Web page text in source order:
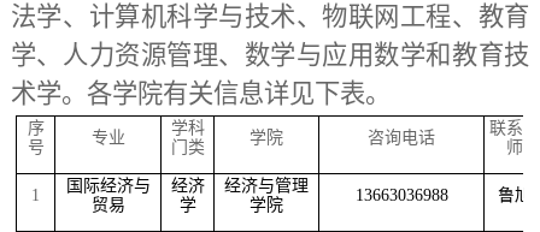
法学、计算机科学与技术、物联网工程、教育
学、人力资源管理、数学与应用数学和教育技
术学。各学院有关信息详见下表。
序
号
专业
学科
门类
学院 咨询电话
联系老
师
1
国际经济与
贸易
经济
学
经济与管理
学院
13663036988 鲁旭